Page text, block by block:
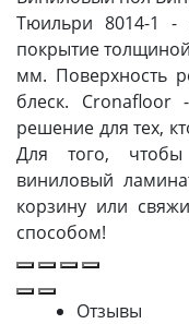
Тюильри 8014-1 -
покрытие
мм. Поверхность
блеск. Cronafloor
решение для тех,
Для того, чтобы
виниловый
корзину или
способом!
Отзывы